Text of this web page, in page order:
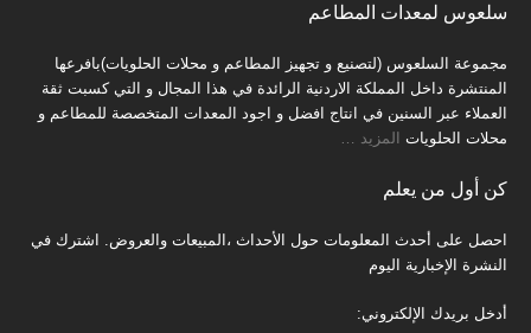
سلعوس لمعدات المطاعم
مجموعة السلعوس (لتصنيع و تجهيز المطاعم و محلات الحلويات)بافرعها
المنتشرة داخل المملكة الاردنية الرائدة في هذا المجال و التي كسبت ثقة
العملاء عبر السنين في انتاج افضل و اجود المعدات المتخصصة للمطاعم و
محلات الحلويات المزيد
كن أول من يعلم
احصل على أحدث المعلومات حول الأحداث ،المبيعات والعروض. اشترك في
النشرة الإخبارية اليوم
أدخل بريدك الإلكتروني: